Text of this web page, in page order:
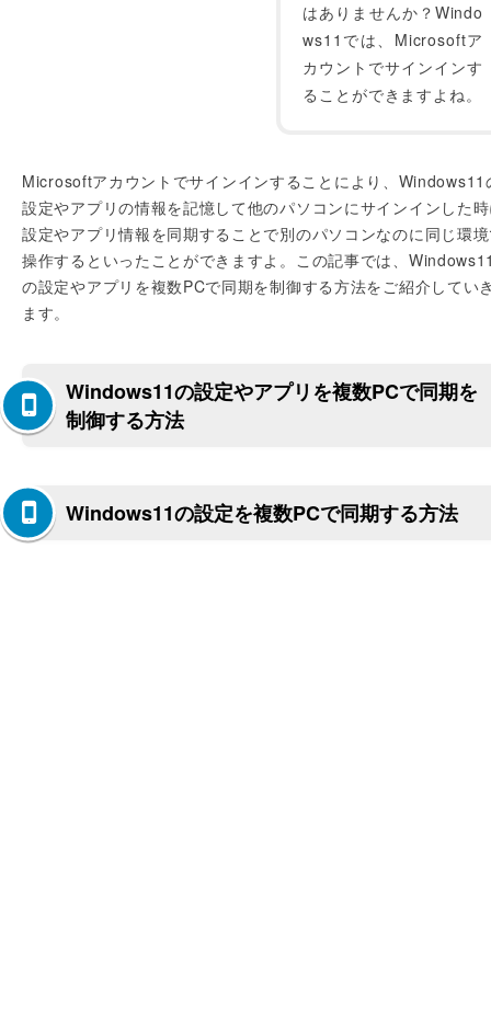
はありませんか？Windo
ws11では、Microsoftア
カウントでサインインす
ることができますよね。
Microsoftアカウントでサインインすることにより、Windows11
設定やアプリの情報を記憶して他のパソコンにサインインした
設定やアプリ情報を同期することで別のパソコンなのに同じ環
操作するといったことができますよ。この記事では、
の設定やアプリを複数PCで同期を制御する方法をご紹介してい
ます。
Windows11の設定やアプリを複数PCで同期を
制御する方法
Windows11の設定を複数PCで同期する方法